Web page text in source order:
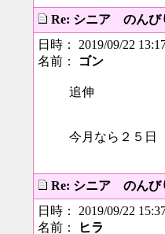
Re: シニア のんび
日時： 2019/09/22
名前：
ゴン
追伸
今月なら２５日
Re: シニア のんび
日時： 2019/09/22
名前：
ヒラ